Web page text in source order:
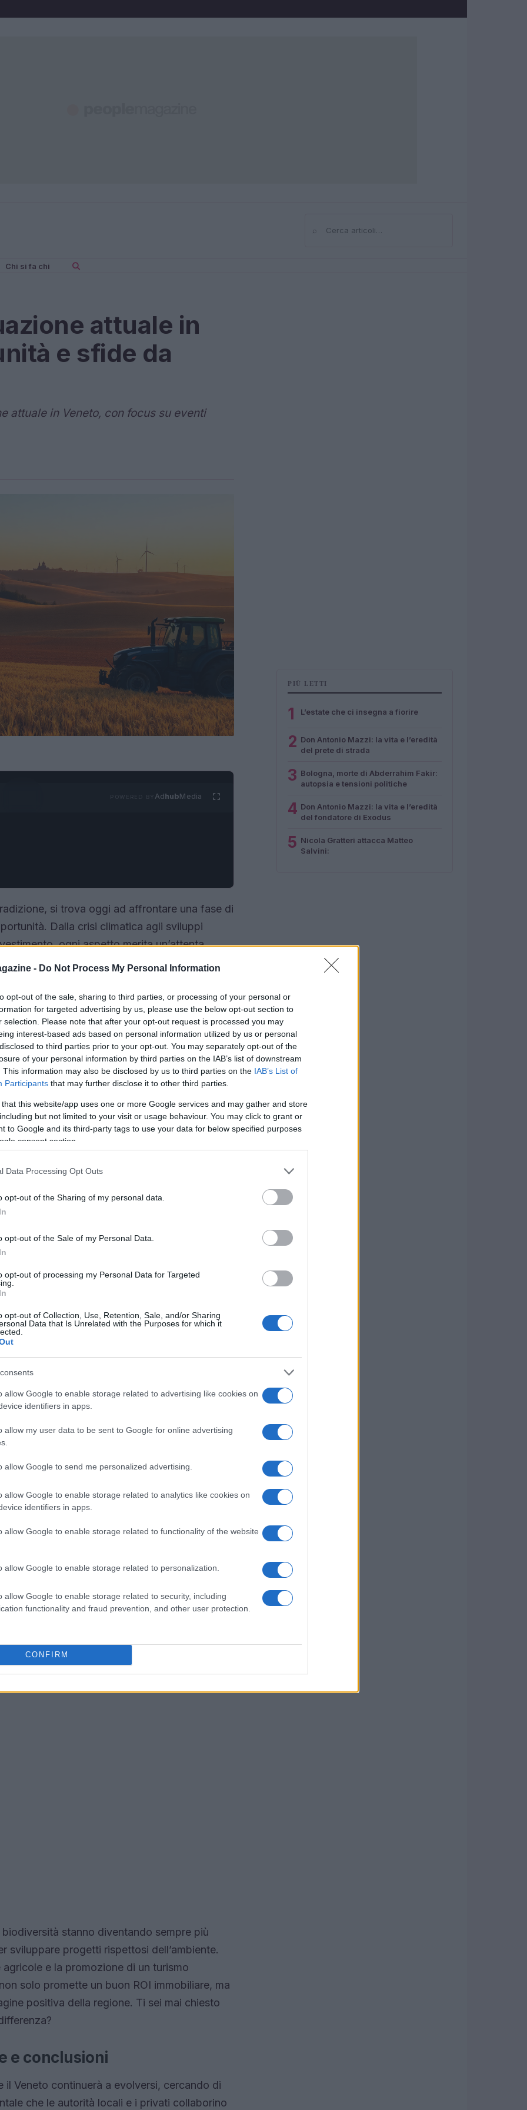
- Do Not Process My Personal Information
opt-out of the sale, sharing to third parties, or processing of your personal or
for targeted advertising by us, please use the below opt-out section to
selection. Please note that after your opt-out request is processed you may
interest-based ads based on personal information utilized by us or personal
to third parties prior to your opt-out. You may separately opt-out of the
of your personal information by third parties on the IAB’s list of downstream
This information may also be disclosed by us to third parties on the IAB’s List of
Participants that may further disclose it to other third parties.
that this website/app uses one or more Google services and may gather and store
but not limited to your visit or usage behaviour. You may click to grant or
to Google and its third-party tags to use your data for below specified purposes
consent section.
Data Processing Opt Outs
opt-out of the Sharing of my personal data.
opt-out of the Sale of my Personal Data.
opt-out of processing my Personal Data for Targeted
opt-out of Collection, Use, Retention, Sale, and/or Sharing
Data that Is Unrelated with the Purposes for which it
allow Google to enable storage related to advertising like cookies on
identifiers in apps.
allow my user data to be sent to Google for online advertising
allow Google to send me personalized advertising.
allow Google to enable storage related to analytics like cookies on
identifiers in apps.
allow Google to enable storage related to functionality of the website
allow Google to enable storage related to personalization.
allow Google to enable storage related to security, including
functionality and fraud prevention, and other user protection.
CONFIRM
⌕Cerca
Chi si fa chi
attuale in
e sfide da
attuale in Veneto, con focus su eventi
AdhubMedia
si trova oggi ad affrontare una fase di
Dalla crisi climatica agli sviluppi
ogni aspetto merita un’attenta
veneto nei prossimi anni? Scopriamolo
in Veneto
di eventi che hanno avuto un forte impatto
crisi climatica, con temperature record,
parliamo solo delle estati roventi;
e degli incidenti stanno attirando
esempio emblematico è il picco di abbandoni
fenomeno che ha sollevato interrogativi sia
hanno messo in luce la necessità di un
locali, come il sindaco di Spresiano, si
esigenze, dimostrando una disponibilità a
settore vinicolo, uno dei fiori all’occhiello del
Con difficoltà legate alla produzione e alla
di riduzione della produzione per far
la regione si trova ad un bivio: come
propria identità e tradizione?
e sviluppo
anche come un terreno fertile per
e turistico. Chi non ha mai sognato di
da vigne lussureggianti? Questo è un
attirando visitatori da ogni angolo del
e una maggiore attenzione al turismo
per una ripresa economica.
stanno diventando sempre più
sviluppare progetti rispettosi dell’ambiente.
e la promozione di un turismo
solo promette un buon ROI immobiliare, ma
positiva della regione. Ti sei mai chiesto
e conclusioni
il Veneto continuerà a evolversi, cercando di
che le autorità locali e i privati collaborino
PIÙ LETTI
1 L’estate che ci insegna a fiorire
2 Don Antonio Mazzi: la vita e l’eredità
del prete di strada
3 Bologna, morte di Abderrahim Fakir:
autopsia e tensioni politiche
4 Don Antonio Mazzi: la vita e l’eredità
del fondatore di Exodus
5 Nicola Gratteri attacca Matteo
Salvini: